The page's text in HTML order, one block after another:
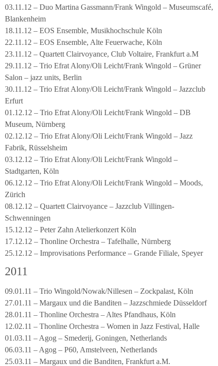
03.11.12 – Duo Martina Gassmann/Frank Wingold – Museumscafé,
Blankenheim
18.11.12 – EOS Ensemble, Musikhochschule Köln
22.11.12 – EOS Ensemble, Alte Feuerwache, Köln
23.11.12 – Quartett Clairvoyance, Club Voltaire, Frankfurt a.M
29.11.12 – Trio Efrat Alony/Oli Leicht/Frank Wingold – Grüner
Salon – jazz units, Berlin
30.11.12 – Trio Efrat Alony/Oli Leicht/Frank Wingold – Jazzclub
Erfurt
01.12.12 – Trio Efrat Alony/Oli Leicht/Frank Wingold – DB
Museum, Nürnberg
02.12.12 – Trio Efrat Alony/Oli Leicht/Frank Wingold – Jazz
Fabrik, Rüsselsheim
03.12.12 – Trio Efrat Alony/Oli Leicht/Frank Wingold –
Stadtgarten, Köln
06.12.12 – Trio Efrat Alony/Oli Leicht/Frank Wingold – Moods,
Zürich
08.12.12 – Quartett Clairvoyance – Jazzclub Villingen-
Schwenningen
15.12.12 – Peter Zahn Atelierkonzert Köln
17.12.12 – Thonline Orchestra – Tafelhalle, Nürnberg
25.12.12 – Improvisations Performance – Grande Filiale, Speyer
2011
09.01.11 – Trio Wingold/Nowak/Nillesen – Zockpalast, Köln
27.01.11 – Margaux und die Banditen – Jazzschmiede Düsseldorf
28.01.11 – Thonline Orchestra – Altes Pfandhaus, Köln
12.02.11 – Thonline Orchestra – Women in Jazz Festival, Halle
01.03.11 – Agog – Smederij, Goningen, Netherlands
06.03.11 – Agog – P60, Amstelveen, Netherlands
25.03.11 – Margaux und die Banditen, Frankfurt a.M.